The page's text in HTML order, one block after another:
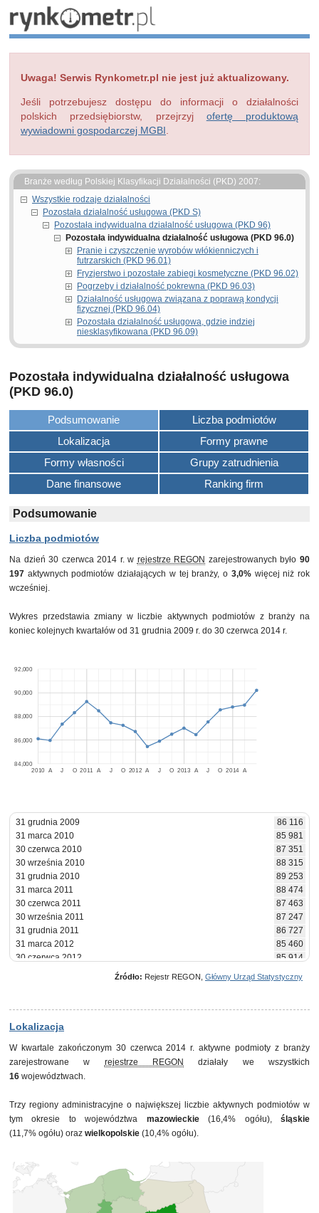
Uwaga! Serwis Rynkometr.pl nie jest już aktualizowany.
Jeśli potrzebujesz dostępu do informacji o działalności
polskich przedsiębiorstw, przejrzyj ofertę produktową
wywiadowni gospodarczej MGBI
Branże według Polskiej Klasyfikacji Działalności (PKD) 2007:
Wszystkie rodzaje działalności
Pozostała działalność usługowa (PKD S)
Pozostała indywidualna działalność usługowa (PKD 96)
Pozostała indywidualna działalność usługowa (PKD 96.0)
Pranie i czyszczenie wyrobów włókienniczych i
futrzarskich (PKD 96.01)
Fryzjerstwo i pozostałe zabiegi kosmetyczne (PKD 96.02)
Pogrzeby i działalność pokrewna (PKD 96.03)
Działalność usługowa związana z poprawą kondycji
fizycznej (PKD 96.04)
Pozostała działalność usługowa, gdzie indziej
niesklasyfikowana (PKD 96.09)
Pozostała indywidualna działalność usługowa
(PKD 96.0)
Podsumowanie
Liczba podmiotów
Lokalizacja
Formy prawne
Formy własności
Grupy zatrudnienia
Dane finansowe
Ranking firm
Podsumowanie
Liczba podmiotów
Na dzień 30 czerwca 2014 r. w rejestrze REGON zarejestrowanych było90
197 aktywnych podmiotów działających w tej branży, o 3,0%więcej niż rok
wcześniej.
Wykres przedstawia zmiany w liczbie aktywnych podmiotów z branży na
koniec kolejnych kwartałów od 31 grudnia 2009 r. do 30 czerwca 2014 r.
2010 2011 2012 2013 2014
A J O A J O A J O A J O A
84,000
86,000
88,000
90,000
92,000
31 grudnia 2009
86 116
31 marca 2010
85 981
30 czerwca 2010
87 351
30 września 2010
88 315
31 grudnia 2010
89 253
31 marca 2011
88 474
30 czerwca 2011
87 463
30 września 2011
87 247
31 grudnia 2011
86 727
31 marca 2012
85 460
30 czerwca 2012
85 914
30 czerwca 2013
87 536
30 września 2013
31 marca 2014
88 954
30 czerwca 2014
90 197
Źródło: Rejestr REGON, Główny Urząd Statystyczny
Lokalizacja
W kwartale zakończonym 30 czerwca 2014 r. aktywne podmioty z branży
zarejestrowane w rejestrze REGON
działały we wszystkich
16 województwach.
Trzy regiony administracyjne o największej liczbie aktywnych podmiotów w
tym okresie to województwa mazowieckie(16,4% ogółu),śląskie
(11,7% ogółu) oraz wielkopolskie (10,4% ogółu).